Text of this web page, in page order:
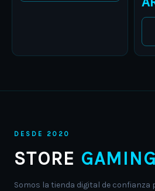
product
on
the
DESDE 2020
STORE GAMING
Somos la tienda digital de